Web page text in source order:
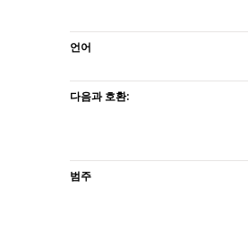
언어
다음과 호환:
범주